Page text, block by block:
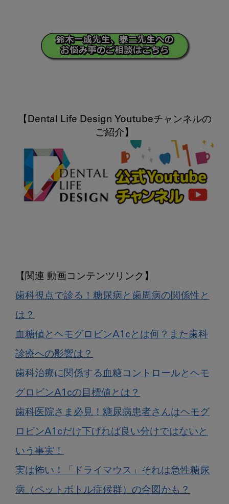
【Dental Life Design Youtubeチャンネルの
歯科視点で診る！糖尿病と歯周病の関係性と
は？
血糖値とヘモグロビンA1cとは何？また歯科
診療への影響は？
歯科治療に関係する血糖コントロールとヘモ
グロビンA1cの目標値とは？
歯科医院さま必見！糖尿病患者さんはヘモグ
ロビンA1cだけ下げれば良い分けではないと
いう事実！
実は怖い！「ドライマウス」それは急性糖尿
病（ペットボトル症候群）の合図かも？